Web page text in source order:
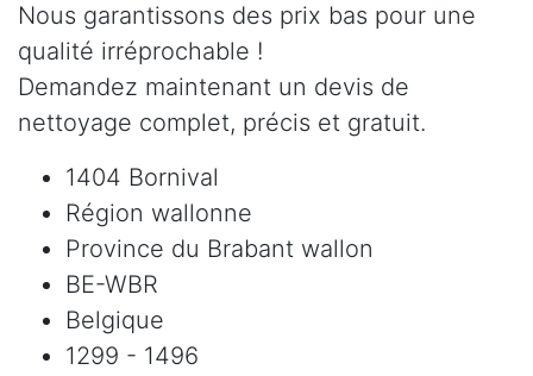
Nous garantissons des prix bas pour une
qualité irréprochable !
Demandez maintenant un devis de
nettoyage complet, précis et gratuit.
1404 Bornival
Région wallonne
Province du Brabant wallon
BE-WBR
Belgique
1299 - 1496